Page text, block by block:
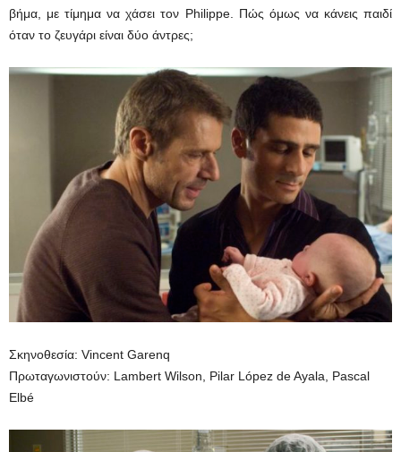
βήμα, με τίμημα να χάσει τον Philippe. Πώς όμως να κάνεις παιδί
όταν το ζευγάρι είναι δύο άντρες;
Σκηνοθεσία: Vincent Garenq
Πρωταγωνιστούν: Lambert Wilson, Pilar López de Ayala, Pascal
Elbé